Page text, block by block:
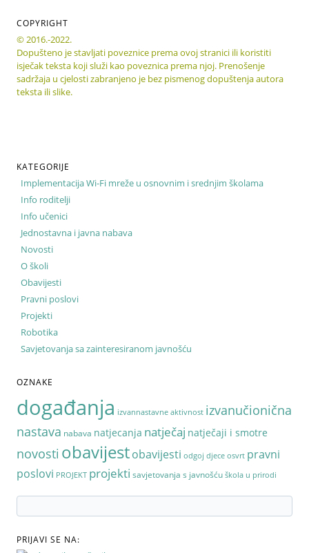
COPYRIGHT
© 2016.-2022.
Dopušteno je stavljati poveznice prema ovoj stranici ili koristiti
isječak teksta koji služi kao poveznica prema njoj. Prenošenje
sadržaja u cjelosti zabranjeno je bez pismenog dopuštenja autora
teksta ili slike.
KATEGORIJE
Implementacija Wi-Fi mreže u osnovnim i srednjim školama
Info roditelji
Info učenici
Jednostavna i javna nabava
Novosti
O školi
Obavijesti
Pravni poslovi
Projekti
Robotika
Savjetovanja sa zainteresiranom javnošću
OZNAKE
događanja izvannastavne aktivnost izvanučionična
nastava nabava natjecanja natječaj natječaji i smotre
novosti obavijestobavijesti odgoj djece osvrt pravni
poslovi PROJEKT projekti savjetovanja s javnošću škola u prirodi
PRIJAVI SE NA: